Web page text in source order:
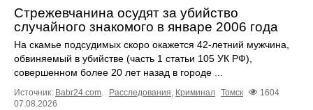
Стрежевчанина осудят за убийство
случайного знакомого в январе 2006 года
На скамье подсудимых скоро окажется 42-летний мужчина,
обвиняемый в убийстве (часть 1 статьи 105 УК РФ),
совершенном более 20 лет назад в городе ...
Источник: Babr24.com. Расследования, Криминал Томск
1604
07.08.2026